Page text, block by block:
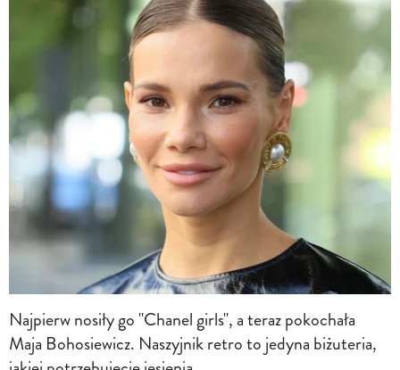
Najpierw nosiły go "Chanel girls", a teraz pokochała
Maja Bohosiewicz. Naszyjnik retro to jedyna biżuteria,